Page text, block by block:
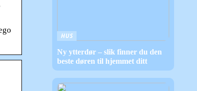
HUS
Ny ytterdør – slik finner du den
beste døren til hjemmet ditt